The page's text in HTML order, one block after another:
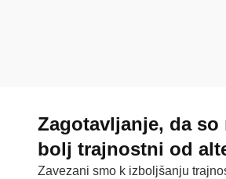
Zagotavljanje, da so
bolj trajnostni od
Zavezani smo k izboljšanju